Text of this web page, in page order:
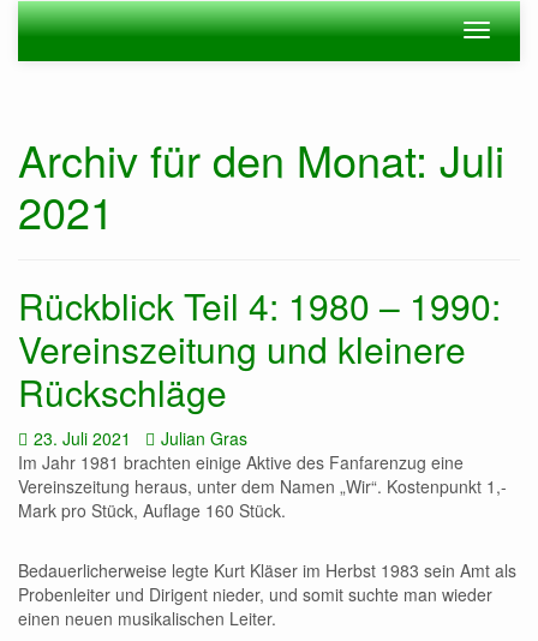
Zum
Hauptinhalt
springen
Navigation
ein-/
Archiv für den Monat: Juli
2021
Rückblick Teil 4: 1980 – 1990:
Vereinszeitung und kleinere
Rückschläge
Datum:
23. Juli 2021 Autor:
Julian Gras
Im Jahr 1981 brachten einige Aktive des Fanfarenzug eine
Vereinszeitung heraus, unter dem Namen „Wir“. Kostenpunkt 1,-
Mark pro Stück, Auflage 160 Stück.
Bedauerlicherweise legte Kurt Kläser im Herbst 1983 sein Amt als
Probenleiter und Dirigent nieder, und somit suchte man wieder
einen neuen musikalischen Leiter.